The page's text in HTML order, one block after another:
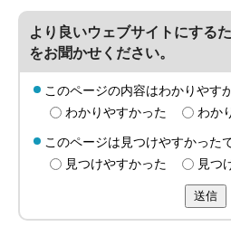
より良いウェブサイトにする
をお聞かせください。
このページの内容はわかりやす
わかりやすかった
わか
このページは見つけやすかった
見つけやすかった
見つ
送信